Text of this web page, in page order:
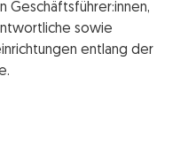
Geschäftsführer:innen,
sowie
entlang der